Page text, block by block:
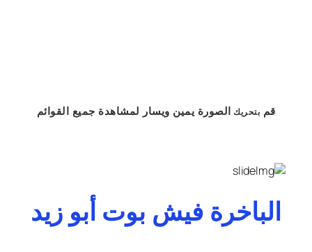
قم بتحريك الصورة يمين ويسار لمشاهدة جميع القوائم
الباخرة فيش بوت أبو زيد